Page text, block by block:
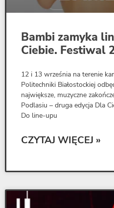
Bambi zamyka
Ciebie. Festiwal
12 i 13 września na terenie
Politechniki Białostockiej
największe, muzyczne
Podlasiu – druga edycja Dla
Do line-upu
CZYTAJ WIĘCEJ »